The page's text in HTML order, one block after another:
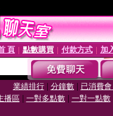
頁 點數購買│ 付款方式│ 加
業績排行| 分鐘數| 已消費
播區| 一對多點數| 一對一點數